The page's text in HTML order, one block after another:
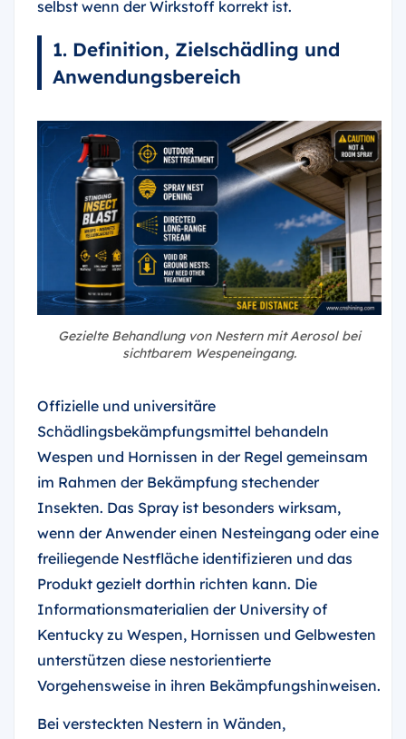
selbst wenn der Wirkstoff korrekt ist.
1. Definition, Zielschädling und
Anwendungsbereich
Gezielte Behandlung von Nestern mit Aerosol bei
sichtbarem Wespeneingang.
Offizielle und universitäre
Schädlingsbekämpfungsmittel behandeln
Wespen und Hornissen in der Regel gemeinsam
im Rahmen der Bekämpfung stechender
Insekten. Das Spray ist besonders wirksam,
wenn der Anwender einen Nesteingang oder eine
freiliegende Nestfläche identifizieren und das
Produkt gezielt dorthin richten kann. Die
Informationsmaterialien der University of
Kentucky zu Wespen, Hornissen und Gelbwesten
unterstützen diese nestorientierte
Vorgehensweise in ihren Bekämpfungshinweisen.
Bei versteckten Nestern in Wänden,